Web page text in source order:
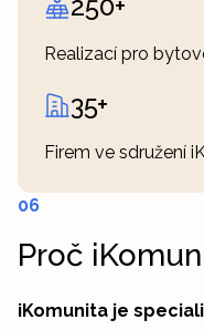
06
Proč
iKomunita je
Realizací pro
35+
Firem ve sdružení